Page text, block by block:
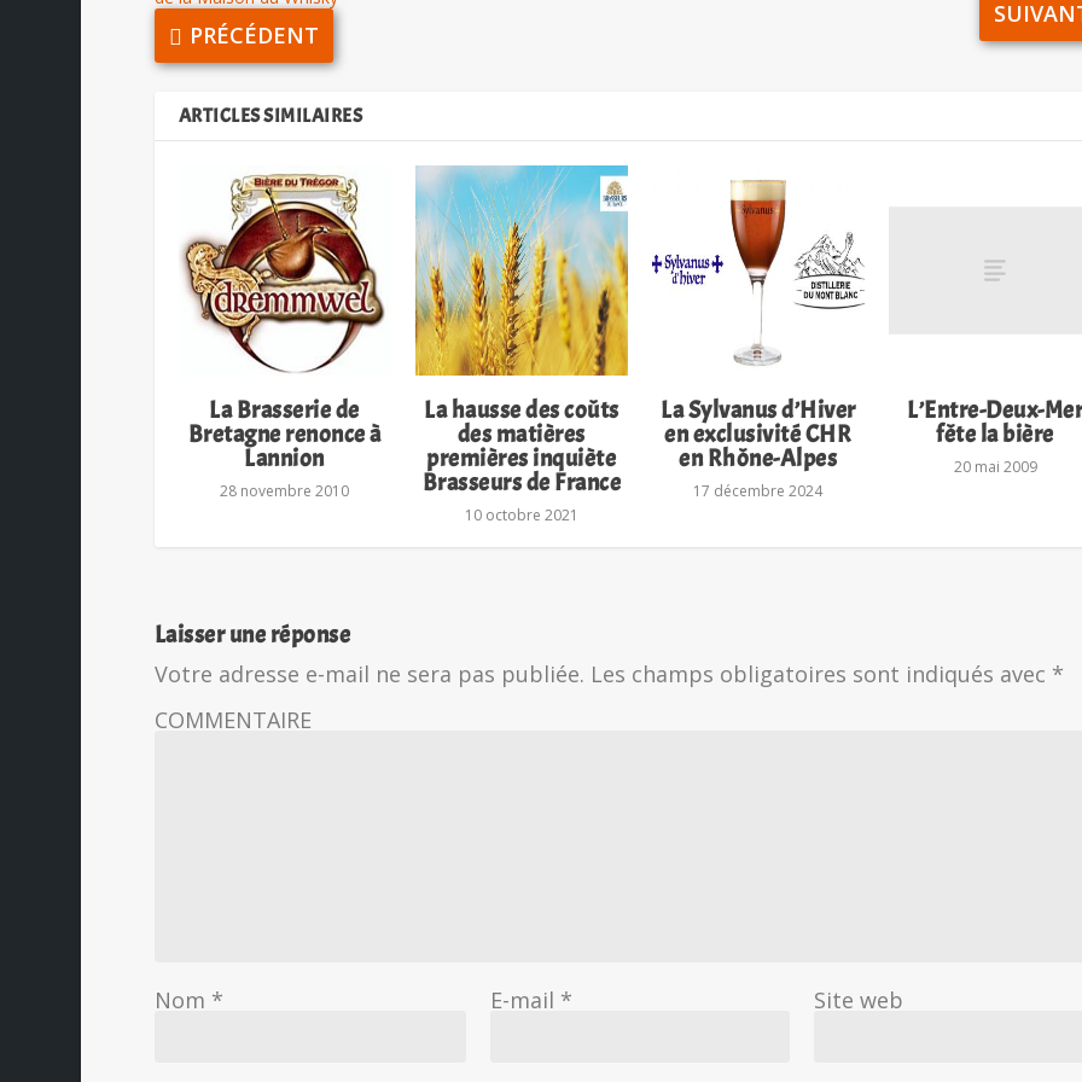
PRÉCÉDENT
ARTICLES SIMILAIRES
La Brasserie de
Bretagne renonce à
Lannion
28 novembre 2010
La hausse des coûts
des matières
premières inquiète
Brasseurs de France
10 octobre 2021
La Sylvanus d’Hiver
en exclusivité CHR
en Rhône-Alpes
17 décembre 2024
L’Entre-Deux-
fête la bière
20 mai 2009
Laisser une réponse
Votre adresse e-mail ne sera pas publiée. Les champs obligatoires sont indiqués avec *
COMMENTAIRE
Nom * E-mail * Site web